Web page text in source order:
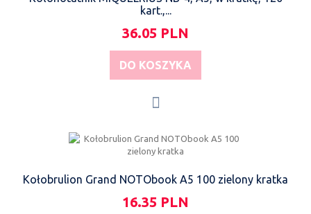
kart.,...
36.05 PLN
DO KOSZYKA
Kołobrulion Grand NOTObook A5 100 zielony kratka
16.35 PLN